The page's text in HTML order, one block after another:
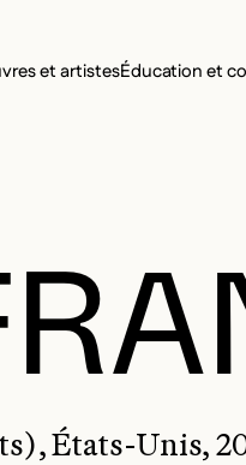
et artistesÉducation et
États-Unis,